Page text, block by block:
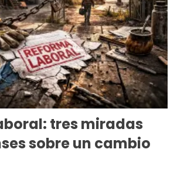
tres miradas
sobre un cambio